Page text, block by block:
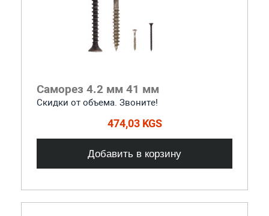
Саморез 4.2 мм 41 мм
Скидки от объема. Звоните!
474,03 KGS
Добавить в корзину